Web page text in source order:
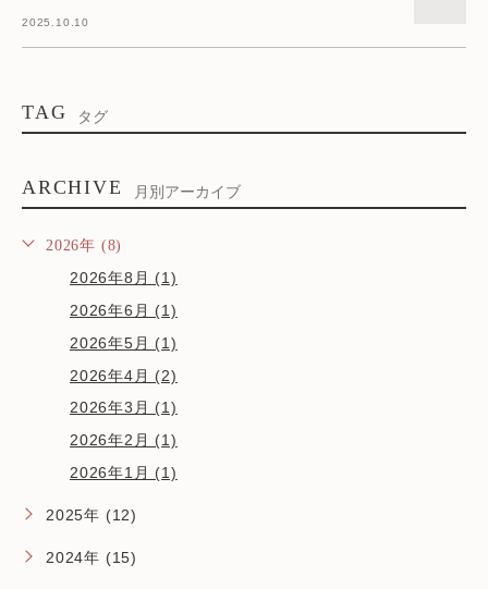
2025.10.10
TAG タグ
ARCHIVE 月別アーカイブ
2026年 (8)
2026年8月 (1)
2026年6月 (1)
2026年5月 (1)
2026年4月 (2)
2026年3月 (1)
2026年2月 (1)
2026年1月 (1)
2025年 (12)
2024年 (15)